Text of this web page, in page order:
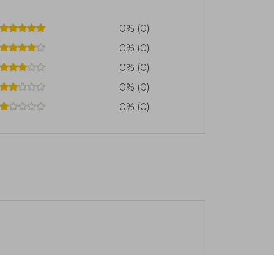
0% (0)
0% (0)
0% (0)
0% (0)
0% (0)